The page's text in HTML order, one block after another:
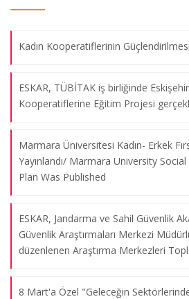
Kadın Kooperatiflerinin Güçlendirilmesi
ESKAR, TÜBİTAK iş birliğinde
Kooperatiflerine Eğitim Projesi
Marmara Üniversitesi Kadın- Erkek
Yayınlandı/ Marmara University
Plan Was Published
ESKAR, Jandarma ve Sahil Güvenlik
Güvenlik Araştırmaları Merkezi
düzenlenen Araştırma Merkezleri
8 Mart'a Özel "Geleceğin
Aile içi şiddeti önlemeye yönelik
Toplantısı
17.10.2024
Engelli Kadınların İstihdamı Çalıştayı
31.05.2024
Geleceğin Sektörlerinde Kadın, Genç
Çalıştay